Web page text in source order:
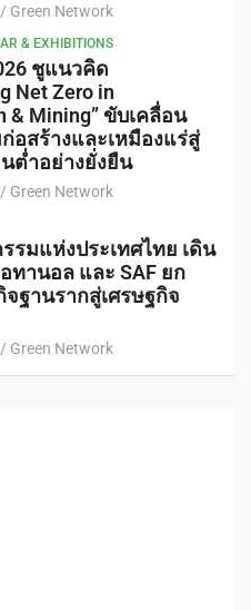
Green Network
& EXHIBITIONS
ชูแนวคิด
Net Zero in
& Mining” ขับเคลื่อน
อสร้างและเหมืองแร่สู่
ต่ำอย่างยั่งยืน
Green Network
รมแห่งประเทศไทย เดิน
ทานอล และ SAF ยก
จฐานรากสู่เศรษฐกิจ
Green Network